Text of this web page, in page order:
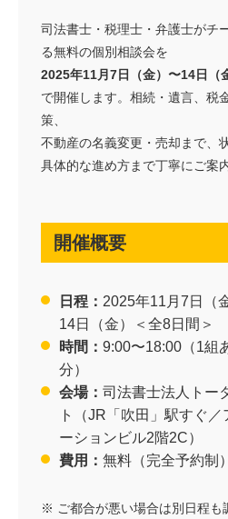
ご来店予約は
オンライン面談は
資料請求はこ
司法書士・税理士・弁護士がチ
る無料の個別相談会を
2025年11月7日（金）〜14日（
で開催します。相続・遺言、税
策、
不動産の名義変更・売却まで、
具体的な進め方まで丁寧にご案
開催概要
日程： 2025年11月7日（
14日（金）＜全8日間＞
時間： 9:00〜18:00（1組
分）
会場： 司法書士法人トー
ト（JR「吹田」駅すぐ／
ーションビル2階2C）
費用： 無料（完全予約制）
※ ご都合が悪い場合は別日程も